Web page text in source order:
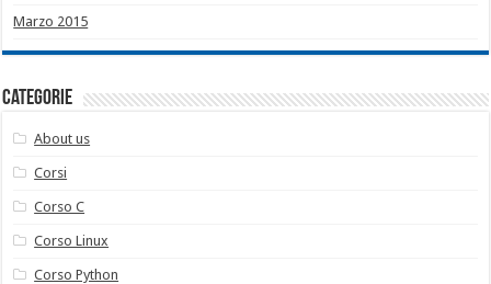
Marzo 2015
Categorie
About us
Corsi
Corso C
Corso Linux
Corso Python